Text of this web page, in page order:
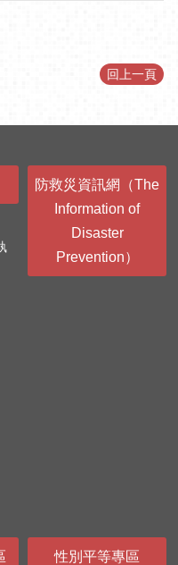
回上一頁
防救災資訊網（The
Information of
Disaster
Prevention）
性別平等專區